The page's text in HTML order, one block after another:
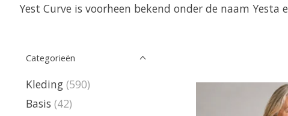
Yest Curve is voorheen bekend onder de naam
Categorieën
Kleding (590)
Basis (42)